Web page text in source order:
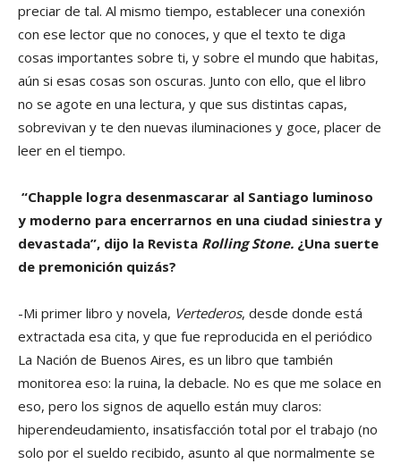
preciar de tal. Al mismo tiempo, establecer una conexión
con ese lector que no conoces, y que el texto te diga
cosas importantes sobre ti, y sobre el mundo que habitas,
aún si esas cosas son oscuras. Junto con ello, que el libro
no se agote en una lectura, y que sus distintas capas,
sobrevivan y te den nuevas iluminaciones y goce, placer de
leer en el tiempo.
“Chapple logra desenmascarar al Santiago luminoso
y moderno para encerrarnos en una ciudad siniestra y
devastada”, dijo la Revista Rolling Stone. ¿Una suerte
de premonición quizás?
-Mi primer libro y novela, Vertederos, desde donde está
extractada esa cita, y que fue reproducida en el periódico
La Nación de Buenos Aires, es un libro que también
monitorea eso: la ruina, la debacle. No es que me solace en
eso, pero los signos de aquello están muy claros:
hiperendeudamiento, insatisfacción total por el trabajo (no
solo por el sueldo recibido, asunto al que normalmente se